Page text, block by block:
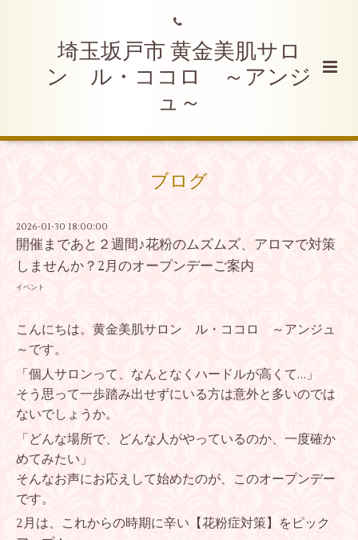
埼玉坂戸市 黄金美肌サロ
ン ル・ココロ ～アンジ
ュ～
ブログ
2026-01-30 18:00:00
開催まであと２週間♪花粉のムズムズ、アロマで対策
しませんか？2月のオープンデーご案内
イベント
こんにちは。黄金美肌サロン ル・ココロ ～アンジュ
～です。
「個人サロンって、なんとなくハードルが高くて…」
そう思って一歩踏み出せずにいる方は意外と多いのでは
ないでしょうか。
「どんな場所で、どんな人がやっているのか、一度確か
めてみたい」
そんなお声にお応えして始めたのが、このオープンデー
です。
2月は、これからの時期に辛い【花粉症対策】をピック